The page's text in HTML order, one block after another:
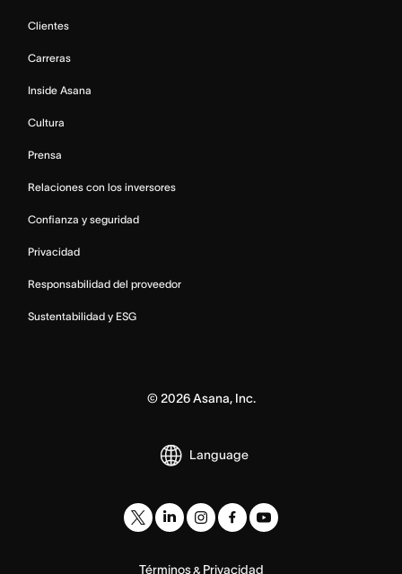
Clientes
Carreras
Inside Asana
Cultura
Prensa
Relaciones con los inversores
Confianza y seguridad
Privacidad
Responsabilidad del proveedor
Sustentabilidad y ESG
© 2026Asana, Inc.
Language
Términos Privacidad